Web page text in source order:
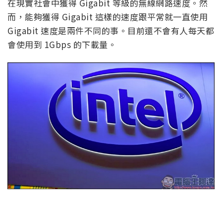
在現實社會中獲得 Gigabit 等級的無線網路速度。然
而，能夠獲得 Gigabit 這樣的速度跟平常就一直使用
Gigabit 速度是兩件不同的事。目前還不會有人每天都
會使用到 1Gbps 的下載量。